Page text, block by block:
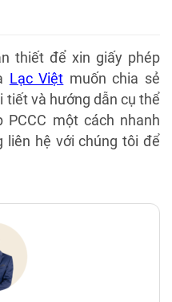
thiết để xin giấy phép
Lạc Việt muốn chia sẻ
và hướng dẫn cụ thể
một cách nhanh
liên hệ với chúng tôi để